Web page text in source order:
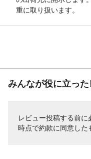
重に取り扱います。
みんなが役に立っ
レビュー投稿する前に
時点で約款に同意した